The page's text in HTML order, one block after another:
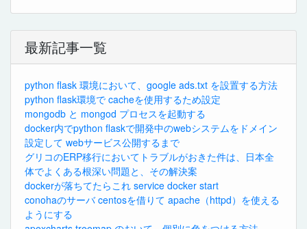
最新記事一覧
python flask 環境において、google ads.txt を設置する方法
python flask環境で cacheを使用するため設定
mongodb と mongod プロセスを起動する
docker内でpython flaskで開発中のwebシステムをドメイン
設定して webサービス公開するまで
グリコのERP移行においてトラブルがおきた件は、日本全
体でよくある根深い問題と、その解決案
dockerが落ちてたらこれ service docker start
conohaのサーバ centosを借りて apache（httpd）を使える
ようにする